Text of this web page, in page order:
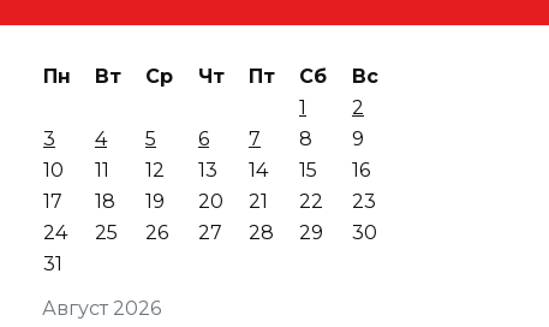
Август 2026
Пн Вт Ср Чт Пт Сб
Вс
1
2
3
4 5 6 7 8
9
10
11 12 13 14 15
16
17
18 19 20 21 22
23
24
25 26 27 28 29
30
31